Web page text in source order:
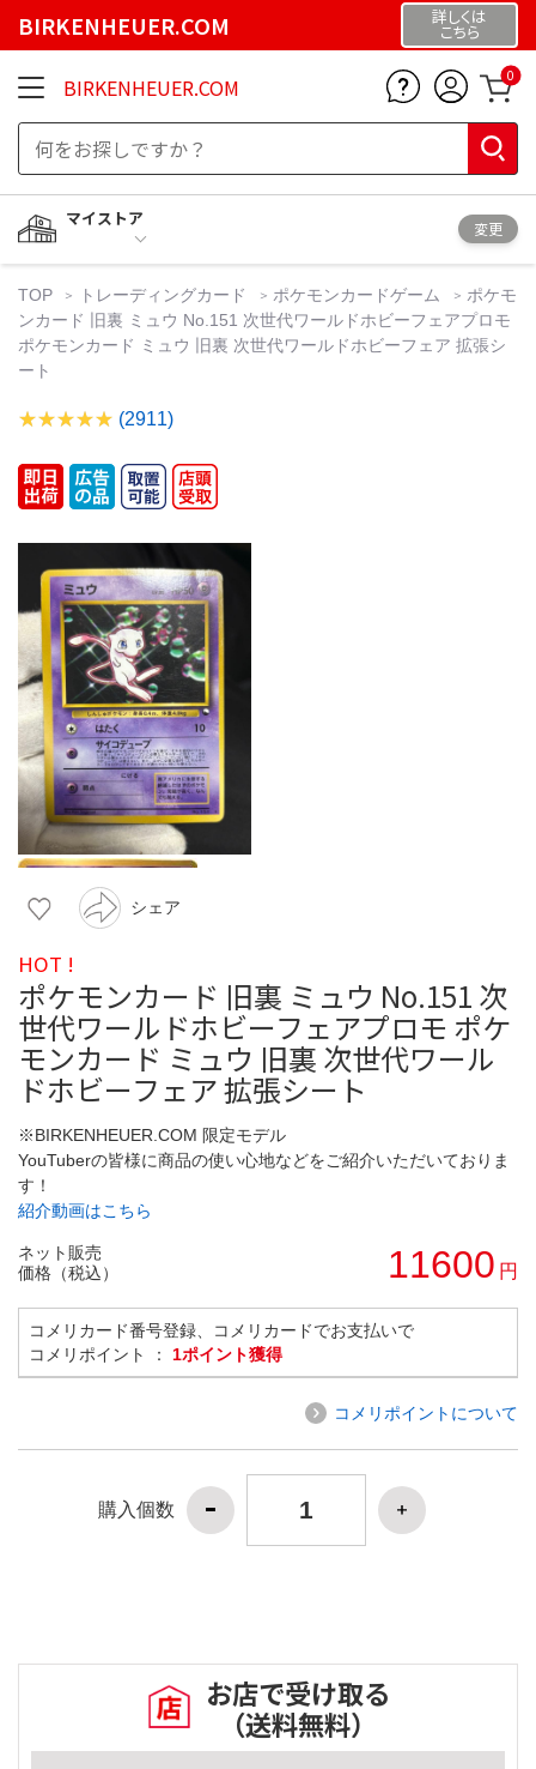
BIRKENHEUER.COM 詳しくは
こちら
BIRKENHEUER.COM 0
マイストア
変更
TOP トレーディングカード ポケモンカードゲーム
ポケモ
ンカード 旧裏 ミュウ No.151 次世代ワールドホビーフェアプロモ
ポケモンカード ミュウ 旧裏 次世代ワールドホビーフェア 拡張シ
ート
(2911)
シェア
HOT !
ポケモンカード 旧裏 ミュウ No.151 次
世代ワールドホビーフェアプロモ ポケ
モンカード ミュウ 旧裏 次世代ワール
ドホビーフェア 拡張シート
※BIRKENHEUER.COM 限定モデル
YouTuberの皆様に商品の使い心地などをご紹介いただいておりま
す！
紹介動画はこちら
ネット販売
価格（税込）
11600 円
コメリカード番号登録、コメリカードでお支払いで
コメリポイント ： 1ポイント獲得
コメリポイントについて
購入個数
お店で受け取る
（送料無料）